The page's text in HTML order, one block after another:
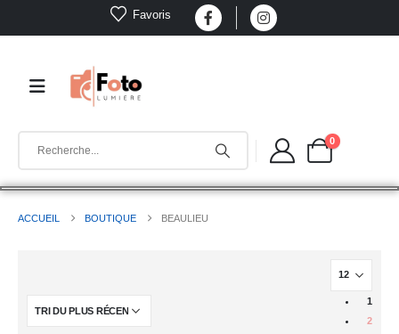
Favoris
0
ACCUEIL BOUTIQUE BEAULIEU
1
2